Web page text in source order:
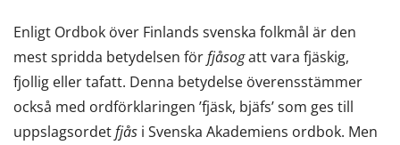
Enligt Ordbok över Finlands svenska folkmål är den
mest spridda betydelsen förfjåsogatt vara fjäskig,
fjollig eller tafatt. Denna betydelse överensstämmer
också med ordförklaringen ’fjäsk, bjäfs’ som ges till
uppslagsordetfjås i Svenska Akademiens ordbok. Men